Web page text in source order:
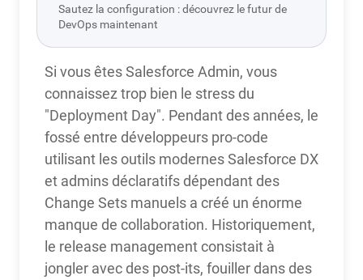
Sautez la configuration : découvrez le futur de
DevOps maintenant
Si vous êtes Salesforce Admin, vous
connaissez trop bien le stress du
"Deployment Day". Pendant des années, le
fossé entre développeurs pro-code
utilisant les outils modernes Salesforce DX
et admins déclaratifs dépendant des
Change Sets manuels a créé un énorme
manque de collaboration. Historiquement,
le release management consistait à
jongler avec des post-its, fouiller dans des